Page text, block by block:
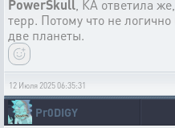
PowerSkull , КА ответила
терр. Потому что не
две планеты.
12 Июля 2025 06:35:31
Pr0DIGY